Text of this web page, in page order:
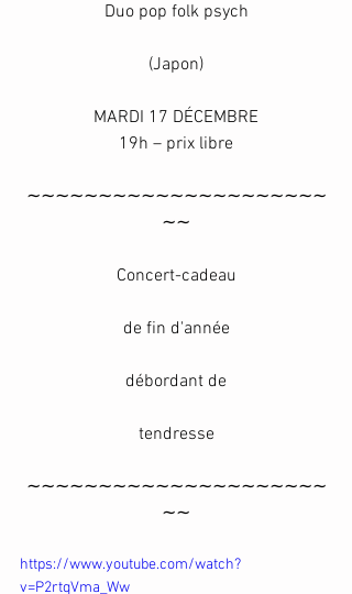
Duo pop folk psych
(Japon)
MARDI 17 DÉCEMBRE
19h – prix libre
∼∼∼∼∼∼∼∼∼∼∼∼∼∼∼∼∼∼∼∼∼
∼∼
Concert-cadeau
de fin d'année
débordant de
tendresse
∼∼∼∼∼∼∼∼∼∼∼∼∼∼∼∼∼∼∼∼∼
∼∼
https://www.youtube.com/watch?
v=P2rtqVma_Ww